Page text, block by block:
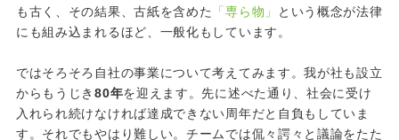
も古く、その結果、古紙を含めた
「専ら物」
という概念が法律
にも組み込まれるほど、一般化もしています。
ではそろそろ自社の事業について考えてみます。我が社も設立
からもうじき80年を迎えます。先に述べた通り、社会に受け
入れられ続けなければ達成できない周年だと自負もしていま
す。それでもやはり難しい。チームでは侃々諤々と議論をたた